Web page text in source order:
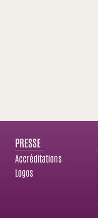
PRESSE
Accréditations
Logos